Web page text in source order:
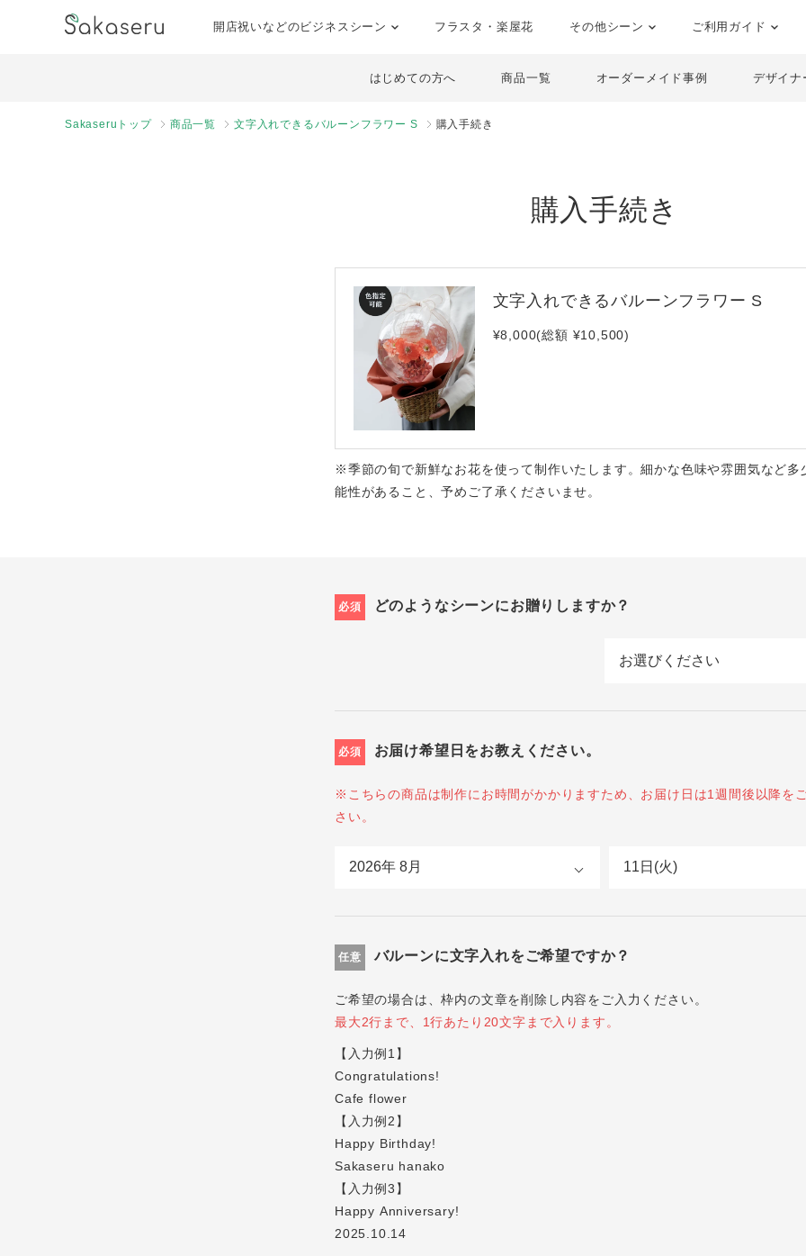
開店祝いなどのビジネスシーン フラスタ・楽屋花 その他シーン ご利用ガイド
はじめての方へ 商品一覧 オーダーメイド事例 デザイナ
Sakaseruトップ 商品一覧 文字入れできるバルーンフラワー S 購入手続き
購入手続き
文字入れできるバルーンフラワー S
¥8,000(総額 ¥10,500)
※季節の旬で新鮮なお花を使って制作いたします。細かな色味や雰囲気など多
能性があること、予めご了承くださいませ。
必須 どのようなシーンにお贈りしますか？
必須 お届け希望日をお教えください。
※こちらの商品は制作にお時間がかかりますため、お届け日は1週間後以降を
さい。
任意 バルーンに文字入れをご希望ですか？
ご希望の場合は、枠内の文章を削除し内容をご入力ください。
最大2行まで、1行あたり20文字まで入ります。
【入力例1】
Congratulations!
Cafe flower
【入力例2】
Happy Birthday!
Sakaseru hanako
【入力例3】
Happy Anniversary!
2025.10.14